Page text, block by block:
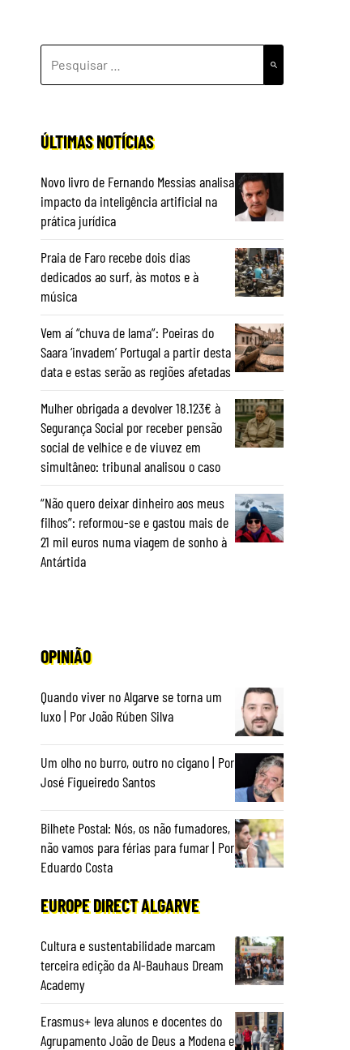
POR:
ÚLTIMAS NOTÍCIAS
Novo livro de Fernando Messias analisa
impacto da inteligência artificial na
prática jurídica
Praia de Faro recebe dois dias
dedicados ao surf, às motos e à
música
Vem aí “chuva de lama”: Poeiras do
Saara ‘invadem’ Portugal a partir desta
data e estas serão as regiões afetadas
Mulher obrigada a devolver 18.123€ à
Segurança Social por receber pensão
social de velhice e de viuvez em
simultâneo: tribunal analisou o caso
“Não quero deixar dinheiro aos meus
filhos”: reformou-se e gastou mais de
21 mil euros numa viagem de sonho à
Antártida
OPINIÃO
Quando viver no Algarve se torna um
luxo | Por João Rúben Silva
Um olho no burro, outro no cigano | Por
José Figueiredo Santos
Bilhete Postal: Nós, os não fumadores,
não vamos para férias para fumar | Por
Eduardo Costa
EUROPE DIRECT ALGARVE
Cultura e sustentabilidade marcam
terceira edição da Al-Bauhaus Dream
Academy
Erasmus+ leva alunos e docentes do
Agrupamento João de Deus a Modena e